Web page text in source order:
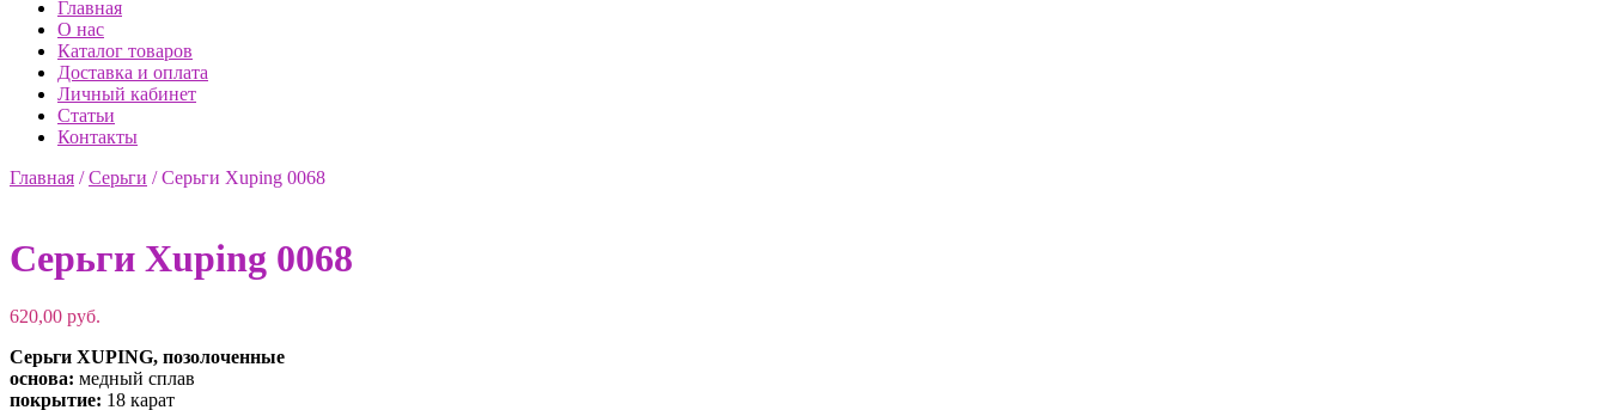
Главная
О нас
Каталог товаров
Доставка и оплата
Личный кабинет
Статьи
Контакты
Главная /Серьги /Серьги Xuping 0068
Серьги Xuping 0068
620,00 руб.
Серьги XUPING, позолоченные
основа: медный сплав
покрытие: 18 карат